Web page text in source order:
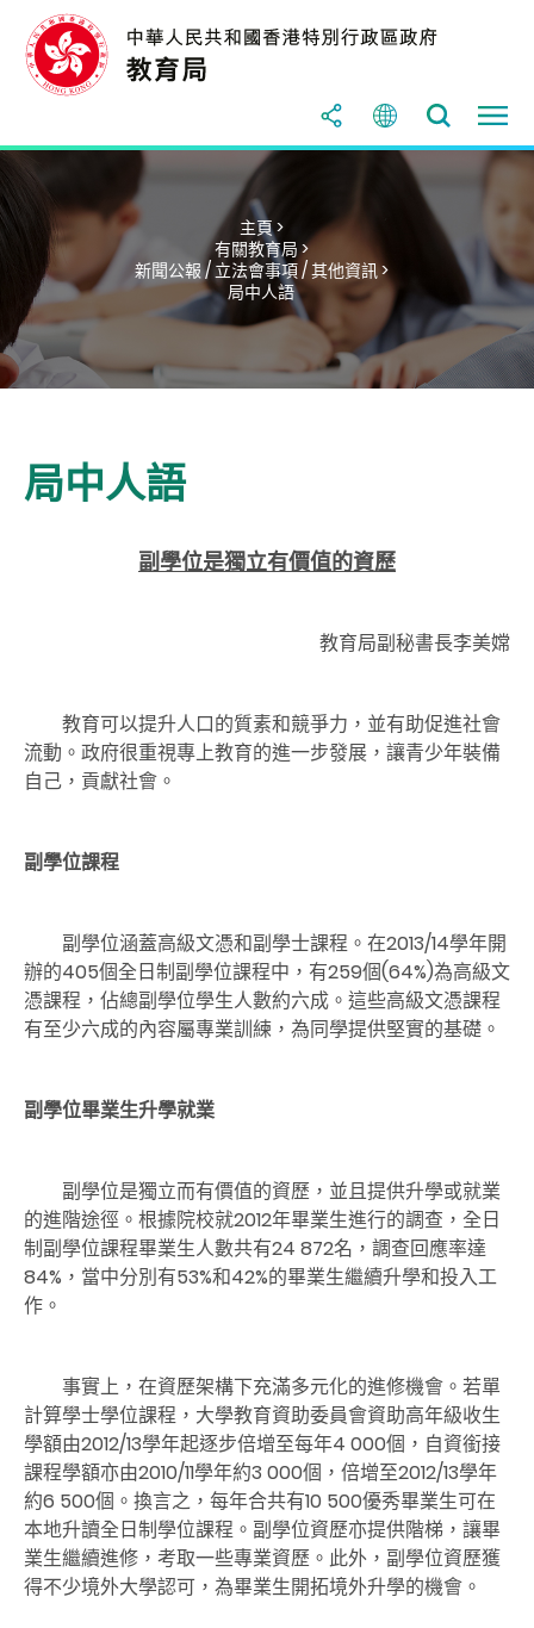
主頁 >
有關教育局 >
新聞公報 / 立法會事項 / 其他資訊 >
局中人語
局中人語
副學位是獨立有價值的資歷
教育局副秘書長李美嫦
教育可以提升人口的質素和競爭力，並有助促進社會
流動。政府很重視專上教育的進一步發展，讓青少年裝備
自己，貢獻社會。
副學位課程
副學位涵蓋高級文憑和副學士課程。在2013/14學年開
辦的405個全日制副學位課程中，有259個(64%)為高級文
憑課程，佔總副學位學生人數約六成。這些高級文憑課程
有至少六成的內容屬專業訓練，為同學提供堅實的基礎。
副學位畢業生升學就業
副學位是獨立而有價值的資歷，並且提供升學或就業
的進階途徑。根據院校就2012年畢業生進行的調查，全日
制副學位課程畢業生人數共有24 872名，調查回應率達
84%，當中分別有53%和42%的畢業生繼續升學和投入工
作。
事實上，在資歷架構下充滿多元化的進修機會。若單
計算學士學位課程，大學教育資助委員會資助高年級收生
學額由2012/13學年起逐步倍增至每年4 000個，自資銜接
課程學額亦由2010/11學年約3 000個，倍增至2012/13學年
約6 500個。換言之，每年合共有10 500優秀畢業生可在
本地升讀全日制學位課程。副學位資歷亦提供階梯，讓畢
業生繼續進修，考取一些專業資歷。此外，副學位資歷獲
得不少境外大學認可，為畢業生開拓境外升學的機會。